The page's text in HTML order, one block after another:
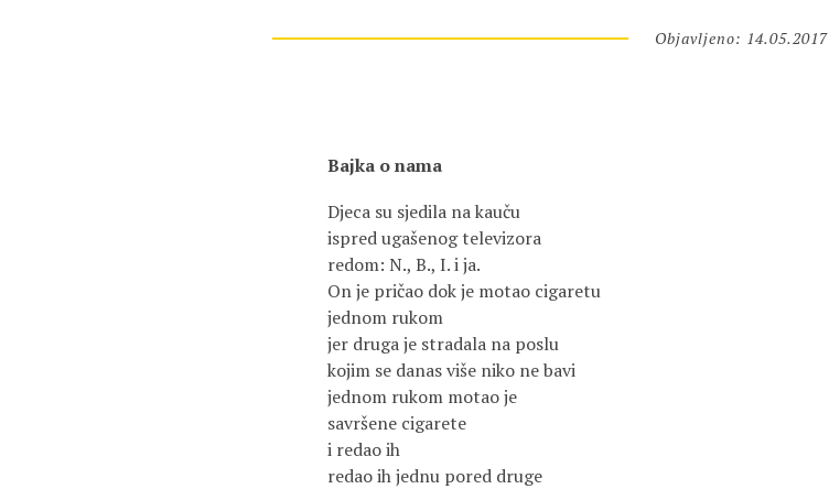
Objavljeno: 14.05.2017
Bajka o nama
Djeca su sjedila na kauču
ispred ugašenog televizora
redom: N., B., I. i ja.
On je pričao dok je motao cigaretu
jednom rukom
jer druga je stradala na poslu
kojim se danas više niko ne bavi
jednom rukom motao je
savršene cigarete
i redao ih
redao ih jednu pored druge